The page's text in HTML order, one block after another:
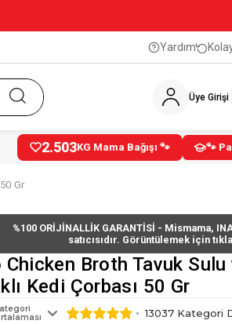
Yardım
Üye Girişi
2.503KG Mama Bağışı 🐾 🐾
Gr
%100 ORİJİNALLİK GARANTİSİ - Mismama,
satıcısıdır. Görüntülemek için
Chicken Broth Tavuk Sulu
Kedi Çorbası 50 Gr
13037 Kategori